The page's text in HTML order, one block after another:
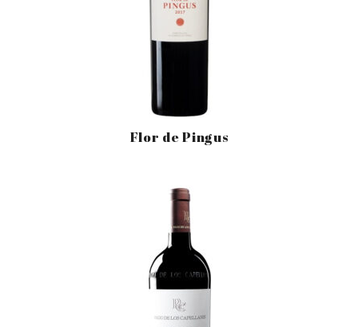
Flor de Pingus